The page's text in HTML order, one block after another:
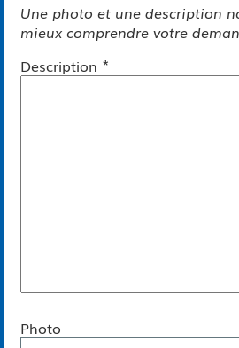
Une photo et une description
mieux comprendre votre
Description *
Photo